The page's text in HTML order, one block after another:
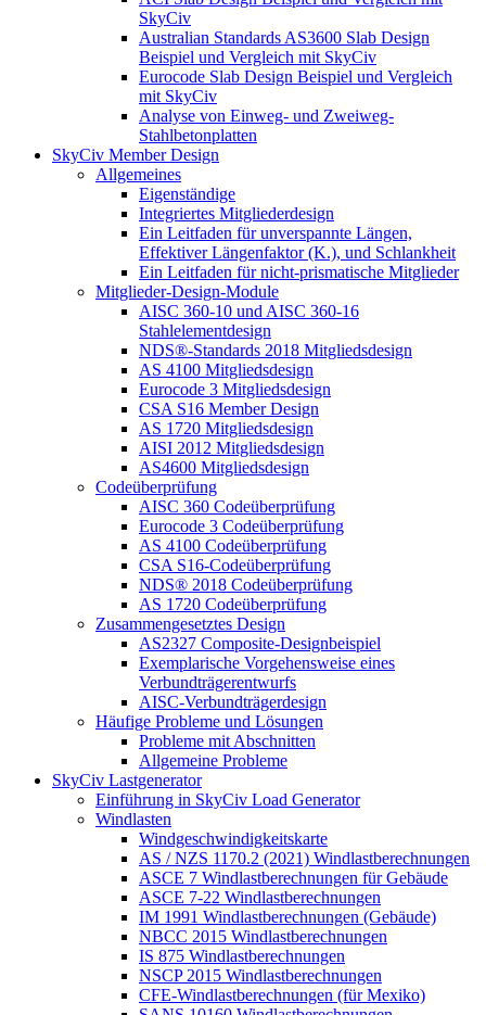
SkyCiv
Australian Standards AS3600 Slab Design
Beispiel und Vergleich mit SkyCiv
Eurocode Slab Design Beispiel und Vergleich
mit SkyCiv
Analyse von Einweg- und Zweiweg-
Stahlbetonplatten
SkyCiv Member Design
Allgemeines
Eigenständige
Integriertes Mitgliederdesign
Ein Leitfaden für unverspannte Längen,
Effektiver Längenfaktor (K.), und Schlankheit
Ein Leitfaden für nicht-prismatische Mitglieder
Mitglieder-Design-Module
AISC 360-10 und AISC 360-16
Stahlelementdesign
NDS®-Standards 2018 Mitgliedsdesign
AS 4100 Mitgliedsdesign
Eurocode 3 Mitgliedsdesign
CSA S16 Member Design
AS 1720 Mitgliedsdesign
AISI 2012 Mitgliedsdesign
AS4600 Mitgliedsdesign
Codeüberprüfung
AISC 360 Codeüberprüfung
Eurocode 3 Codeüberprüfung
AS 4100 Codeüberprüfung
CSA S16-Codeüberprüfung
NDS® 2018 Codeüberprüfung
AS 1720 Codeüberprüfung
Zusammengesetztes Design
AS2327 Composite-Designbeispiel
Exemplarische Vorgehensweise eines
Verbundträgerentwurfs
AISC-Verbundträgerdesign
Häufige Probleme und Lösungen
Probleme mit Abschnitten
Allgemeine Probleme
SkyCiv Lastgenerator
Einführung in SkyCiv Load Generator
Windlasten
Windgeschwindigkeitskarte
AS / NZS 1170.2 (2021) Windlastberechnungen
ASCE 7 Windlastberechnungen für Gebäude
ASCE 7-22 Windlastberechnungen
IM 1991 Windlastberechnungen (Gebäude)
NBCC 2015 Windlastberechnungen
IS 875 Windlastberechnungen
NSCP 2015 Windlastberechnungen
CFE-Windlastberechnungen (für Mexiko)